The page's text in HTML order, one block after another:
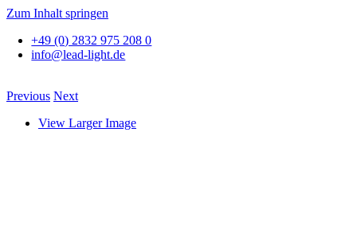
Zum Inhalt springen
+49 (0) 2832 975 208 0
info@lead-light.de
Previous Next
View Larger Image